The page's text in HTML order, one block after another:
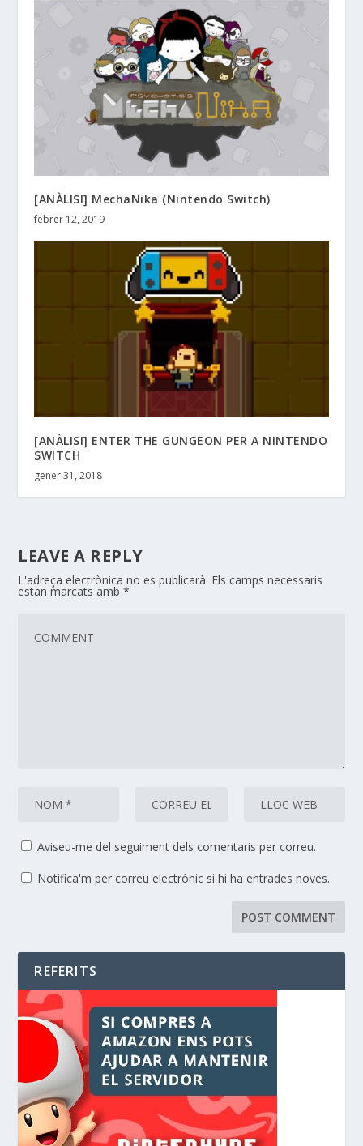
[ANÀLISI] MechaNika (Nintendo Switch)
febrer 12, 2019
[ANÀLISI] ENTER THE GUNGEON PER A NINTENDO
SWITCH
gener 31, 2018
LEAVE A REPLY
L'adreça electrònica no es publicarà. Els camps necessaris
estan marcats amb*
Aviseu-me del seguiment dels comentaris per correu.
Notifica'm per correu electrònic si hi ha entrades noves.
REFERITS